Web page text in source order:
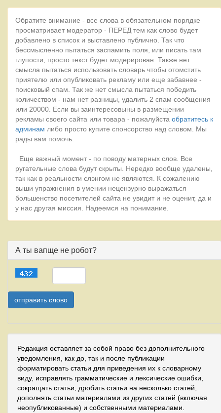
Обратите внимание - все слова в обязательном порядке
просматривает модератор - ПЕРЕД тем как слово будет
добавлено в список и выставлено публично. Так что
бессмысленно пытаться заспамить поля, или писать там
глупости, просто текст будет модерирован. Также нет
смысла пытаться использовать словарь чтобы отомстить
приятелю или опубликовать рекламу или еще забавнее -
поисковый спам. Так же нет смысла пытаться победить
количеством - нам нет разницы, удалить 2 спам сообщения
или 20000. Если вы заинтересовыны в размещении
рекламы своего сайта или товара - пожалуйста обратитесь к
админам либо просто купите спонсорство над словом. Мы
рады вам помочь.
Еще важный момент - по поводу матерных слов. Все
ругательные слова будут скрыты. Нередко вообще удалены,
так как в реальности слэнгом не являются. К сожалению
выши упражнения в умении нецензурно выражаться
большенство посетителей сайта не увидит и не оценит, да и
у нас другая миссия. Надеемся на понимание.
А ты вапще не робот?
Редакция оставляет за собой право без дополнительного
уведомления, как до, так и после публикации
форматировать статьи для приведения их к словарному
виду, исправлять грамматические и лексические ошибки,
сокращать статьи, дробить статьи на несколько статей,
дополнять статьи материалами из других статей (включая
неопубликованные) и собственными материалами.